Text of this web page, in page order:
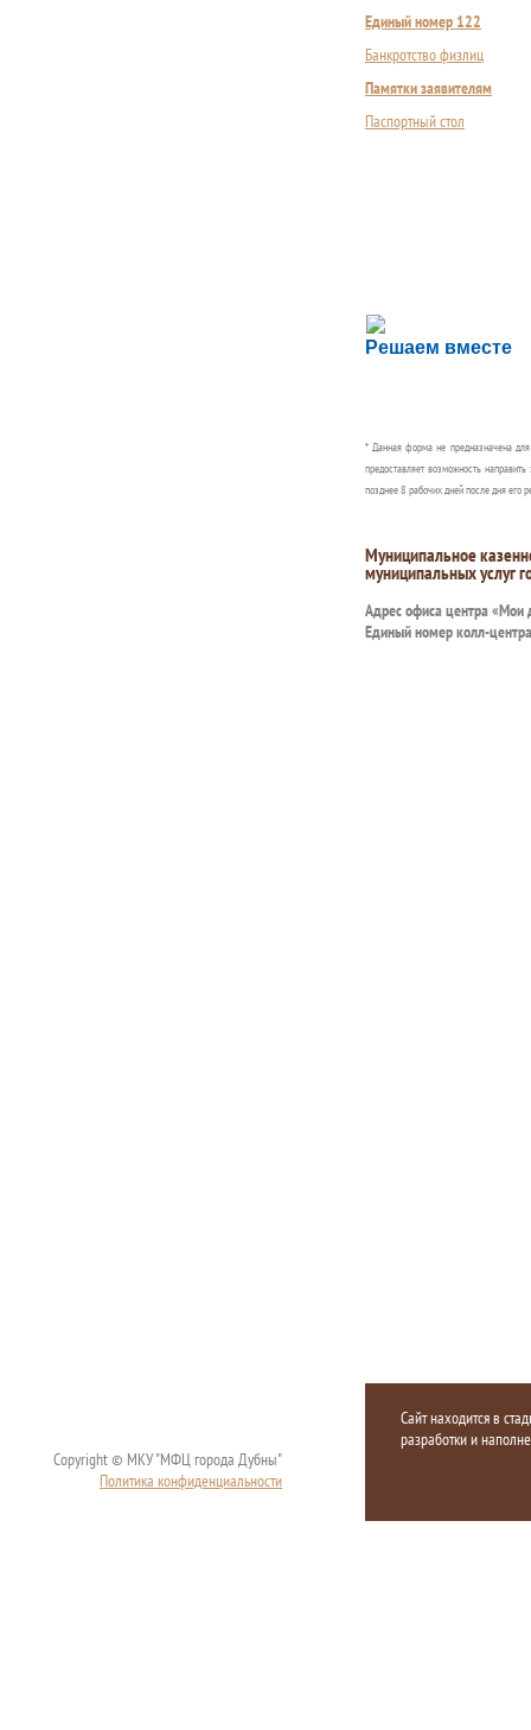
Единый номер 122
Банкротство физлиц
Памятки заявителям
Паспортный стол
Решаем вместе
Сложности с
Сообщите об этом
* Данная форма не предназначена
предоставляет возможность
позднее 8 рабочих дней после дня его
Муниципальное
муниципальных услуг
Адрес офиса центра «Мои
Единый номер колл-
Copyright © МКУ "МФЦ города Дубны"
Политика конфиденциальности
Сайт находится в
разработки и